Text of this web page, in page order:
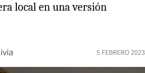
local en una versión
5 FEBRERO 2023